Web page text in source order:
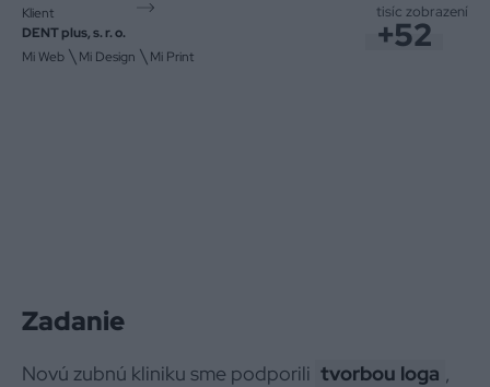
Klient
DENT plus, s. r. o.
Mi Web \ Mi Design \ Mi Print
+52
tisíc zobrazení
Zadanie
Novú zubnú kliniku sme podporili tvorbou loga ,